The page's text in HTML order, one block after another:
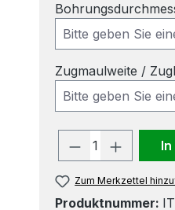
Zugmaulweite /
Produkt
Zum Merkzettel
Produktnummer: